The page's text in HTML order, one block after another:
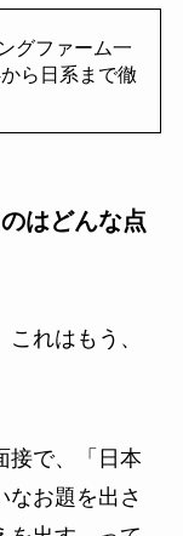
グファーム一
ら日系まで徹
はどんな点
れはもう、
接で、「日本
なお題を出さ